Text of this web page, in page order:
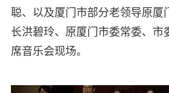
聪、以及厦门市部分老领导原厦
长洪碧玲、原厦门市委常委、市
席音乐会现场。